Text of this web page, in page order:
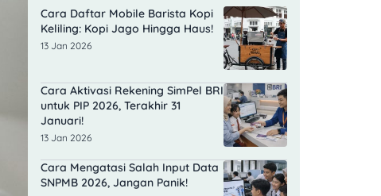
Cara Daftar Mobile Barista Kopi
Keliling: Kopi Jago Hingga Haus!
13 Jan 2026
Cara Aktivasi Rekening SimPel BRI
untuk PIP 2026, Terakhir 31
Januari!
13 Jan 2026
Cara Mengatasi Salah Input Data
SNPMB 2026, Jangan Panik!